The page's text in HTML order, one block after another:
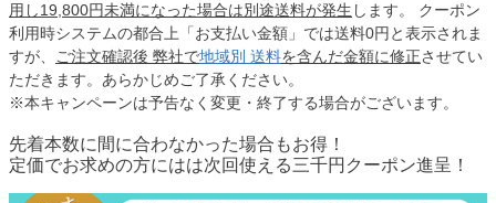
用し19,800円未満になった場合は別途送料が発生 します。 クーポン
利用時システムの都合上「お支払い金額」では送料0円と表示されま
すが、 ご注文確認後 弊社で地域別 送料を含んだ金額に修正させてい
ただきます。あらかじめご了承ください。
※本キャンペーンは予告なく変更・終了する場合がございます。
先着本数に間に合わなかった場合もお得！
定価でお求めの方にはは次回使える三千円クーポン進呈！